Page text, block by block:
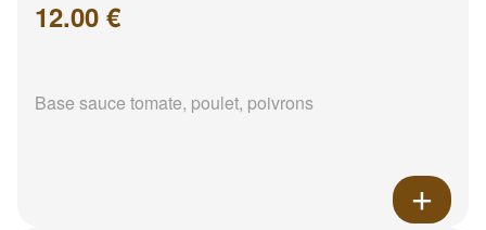
12.00 €
Base sauce tomate, poulet, poivrons